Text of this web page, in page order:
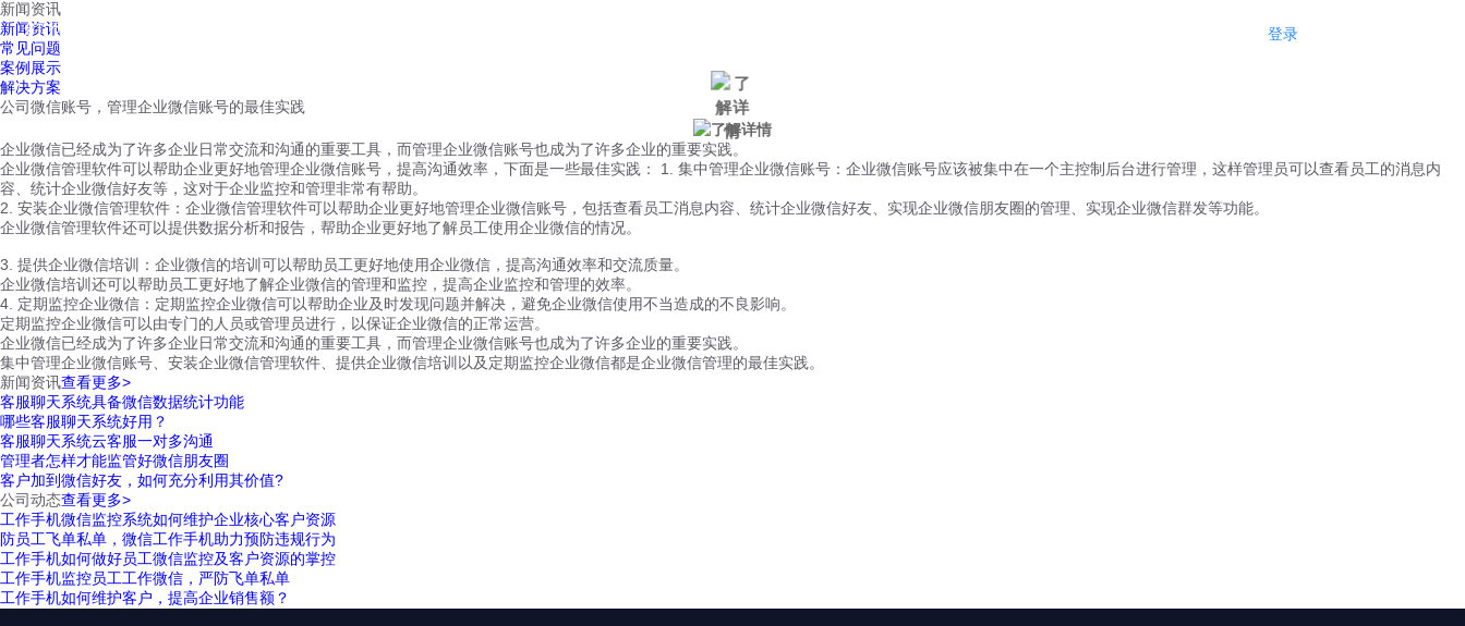
红鹰工作手机 登录
新闻资讯
新闻资讯
常见问题
案例展示
解决方案
公司微信账号，管理企业微信账号的最佳实践
企业微信已经成为了许多企业日常交流和沟通的重要工具，而管理企业微信账号也成为了许多企业的重要实践。
企业微信管理软件可以帮助企业更好地管理企业微信账号，提高沟通效率，下面是一些最佳实践： 1. 集中管理企业微信账号：企业微信账号应该被集中在一个主控制后台进行管理，这样管理员可以查看员工的消息内
容、统计企业微信好友等，这对于企业监控和管理非常有帮助。
2. 安装企业微信管理软件：企业微信管理软件可以帮助企业更好地管理企业微信账号，包括查看员工消息内容、统计企业微信好友、实现企业微信朋友圈的管理、实现企业微信群发等功能。
企业微信管理软件还可以提供数据分析和报告，帮助企业更好地了解员工使用企业微信的情况。
3. 提供企业微信培训：企业微信的培训可以帮助员工更好地使用企业微信，提高沟通效率和交流质量。
企业微信培训还可以帮助员工更好地了解企业微信的管理和监控，提高企业监控和管理的效率。
4. 定期监控企业微信：定期监控企业微信可以帮助企业及时发现问题并解决，避免企业微信使用不当造成的不良影响。
定期监控企业微信可以由专门的人员或管理员进行，以保证企业微信的正常运营。
企业微信已经成为了许多企业日常交流和沟通的重要工具，而管理企业微信账号也成为了许多企业的重要实践。
集中管理企业微信账号、安装企业微信管理软件、提供企业微信培训以及定期监控企业微信都是企业微信管理的最佳实践。
新闻资讯查看更多>
客服聊天系统具备微信数据统计功能
哪些客服聊天系统好用？
客服聊天系统云客服一对多沟通
管理者怎样才能监管好微信朋友圈
客户加到微信好友，如何充分利用其价值?
公司动态查看更多>
工作手机微信监控系统如何维护企业核心客户资源
防员工飞单私单，微信工作手机助力预防违规行为
工作手机如何做好员工微信监控及客户资源的掌控
工作手机监控员工工作微信，严防飞单私单
工作手机如何维护客户，提高企业销售额？